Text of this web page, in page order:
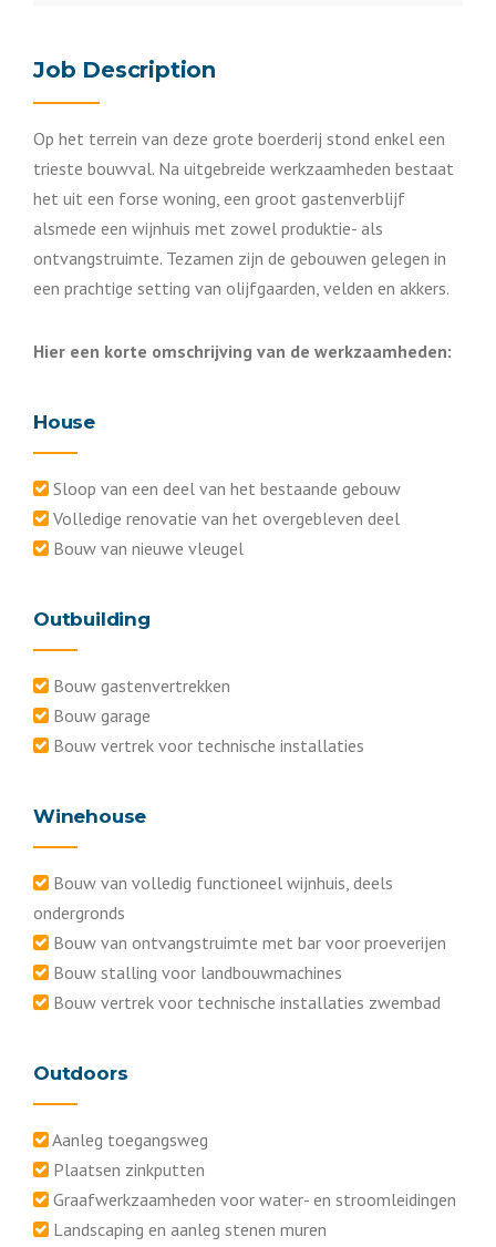
Job Description
Op het terrein van deze grote boerderij stond enkel een
trieste bouwval. Na uitgebreide werkzaamheden bestaat
het uit een forse woning, een groot gastenverblijf
alsmede een wijnhuis met zowel produktie- als
ontvangstruimte. Tezamen zijn de gebouwen gelegen in
een prachtige setting van olijfgaarden, velden en akkers.
Hier een korte omschrijving van de werkzaamheden:
House
Sloop van een deel van het bestaande gebouw
Volledige renovatie van het overgebleven deel
Bouw van nieuwe vleugel
Outbuilding
Bouw gastenvertrekken
Bouw garage
Bouw vertrek voor technische installaties
Winehouse
Bouw van volledig functioneel wijnhuis, deels
ondergronds
Bouw van ontvangstruimte met bar voor proeverijen
Bouw stalling voor landbouwmachines
Bouw vertrek voor technische installaties zwembad
Outdoors
Aanleg toegangsweg
Plaatsen zinkputten
Graafwerkzaamheden voor water- en stroomleidingen
Landscaping en aanleg stenen muren